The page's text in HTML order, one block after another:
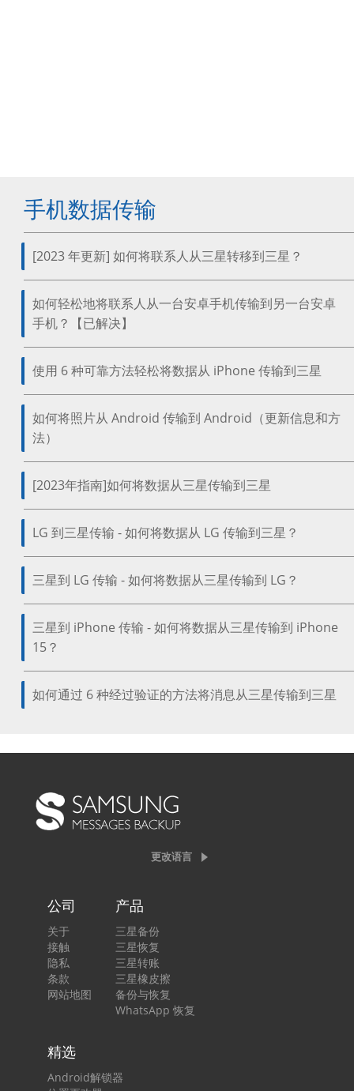
手机数据传输
[2023 年更新] 如何将联系人从三星转移到三星？
如何轻松地将联系人从一台安卓手机传输到另一台安卓
手机？【已解决】
使用 6 种可靠方法轻松将数据从 iPhone 传输到三星
如何将照片从 Android 传输到 Android（更新信息和方
法）
[2023年指南]如何将数据从三星传输到三星
LG 到三星传输 - 如何将数据从 LG 传输到三星？
三星到 LG 传输 - 如何将数据从三星传输到 LG？
三星到 iPhone 传输 - 如何将数据从三星传输到 iPhone
15？
如何通过 6 种经过验证的方法将消息从三星传输到三星
更改语言
公司
关于
接触
隐私
条款
网站地图
产品
三星备份
三星恢复
三星转账
三星橡皮擦
备份与恢复
WhatsApp 恢复
精选
Android解锁器